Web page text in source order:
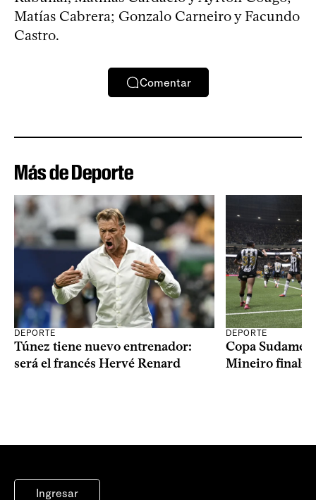
Matías Cabrera; Gonzalo Carneiro y Facundo
Castro.
Comentar
Más de Deporte
DEPORTE
Túnez tiene nuevo entrenador:
será el francés Hervé Renard
DEPORTE
Copa
Mineiro
Ingresar